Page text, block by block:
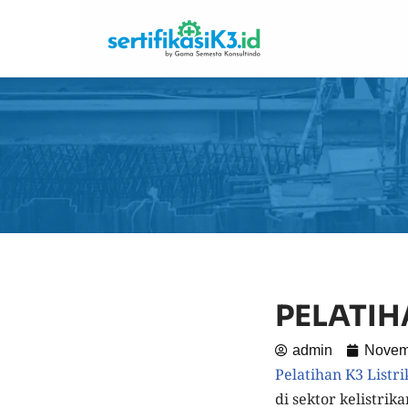
to
content
admin
Pelatihan K3
di sektor